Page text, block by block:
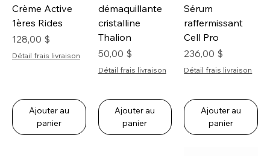
Crème Active
1ères Rides
Prix
128,00 $
Détail frais livraison
Ajouter au
panier
démaquillante
cristalline
Thalion
Prix
50,00 $
Détail frais livraison
Ajouter au
panier
Sérum
raffermissant
Cell Pro
Prix
236,00 $
Détail frais livraison
Ajouter au
panier